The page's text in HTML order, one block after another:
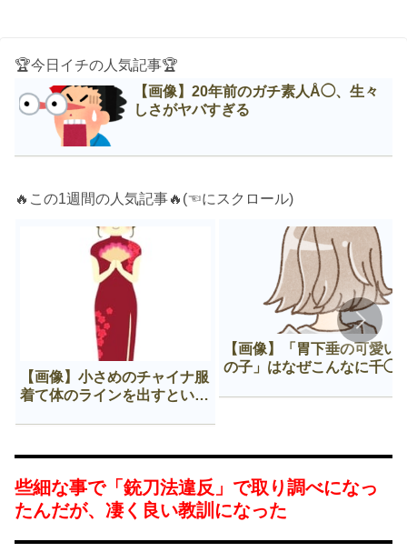
🏆今日イチの人気記事🏆
【画像】20年前のガチ素人Å◯、生々
しさがヤバすぎる
🔥この1週間の人気記事🔥(☜にスクロール)
【画像】小さめのチャイナ服
着て体のラインを出すという
【画像】「胃下垂の可愛い
の子」はなぜこんなに千◯
些細な事で「銃刀法違反」で取り調べになっ
たんだが、凄く良い教訓になった